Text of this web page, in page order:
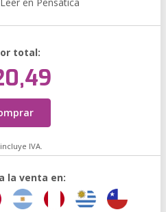
total:
IVA.
la venta en: